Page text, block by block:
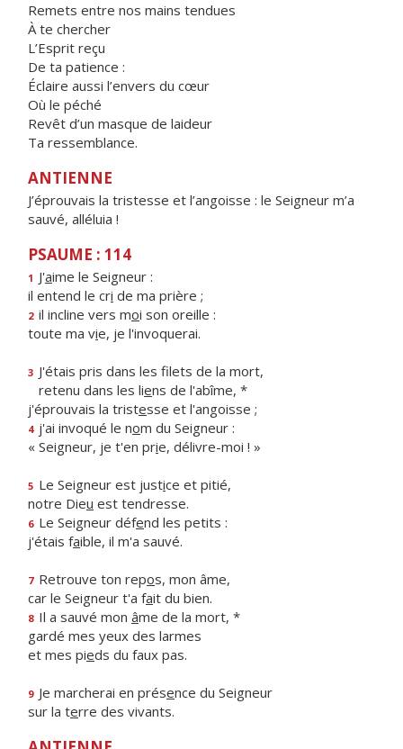
Remets entre nos mains tendues
À te chercher
L’Esprit reçu
De ta patience :
Éclaire aussi l’envers du cœur
Où le péché
Revêt d’un masque de laideur
Ta ressemblance.
ANTIENNE
J’éprouvais la tristesse et l’angoisse : le Seigneur m’a
sauvé, alléluia !
PSAUME : 114
1 J'aime le Seigneur :
il entend le cri de ma prière ;
2 il incline vers moi son oreille :
toute ma vie, je l'invoquerai.
3 J'étais pris dans les filets de la mort,
retenu dans les liens de l'abîme, *
j'éprouvais la tristesse et l'angoisse ;
4 j'ai invoqué le nom du Seigneur :
« Seigneur, je t'en prie, délivre-moi ! »
5 Le Seigneur est justice et pitié,
notre Dieu est tendresse.
6 Le Seigneur défend les petits :
j'étais faible, il m'a sauvé.
7 Retrouve ton repos, mon âme,
car le Seigneur t'a fait du bien.
8 Il a sauvé mon âme de la mort, *
gardé mes yeux des larmes
et mes pieds du faux pas.
9 Je marcherai en présence du Seigneur
sur la terre des vivants.